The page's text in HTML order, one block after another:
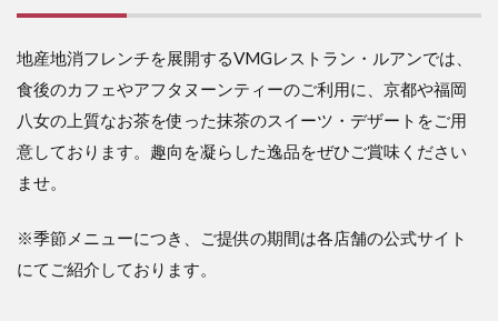
地産地消フレンチを展開するVMGレストラン・ルアンでは、
食後のカフェやアフタヌーンティーのご利用に、京都や福岡
八女の上質なお茶を使った抹茶のスイーツ・デザートをご用
意しております。趣向を凝らした逸品をぜひご賞味ください
ませ。
※季節メニューにつき、ご提供の期間は各店舗の公式サイト
にてご紹介しております。